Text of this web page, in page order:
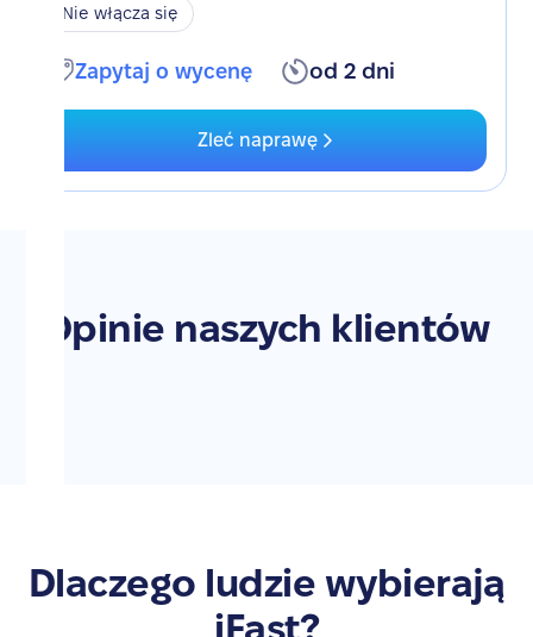
Nie włącza się
Zapytaj o wycenę od 2 dni
Zleć naprawę
Opinie naszych klientów
Dlaczego ludzie wybierają
iFast?